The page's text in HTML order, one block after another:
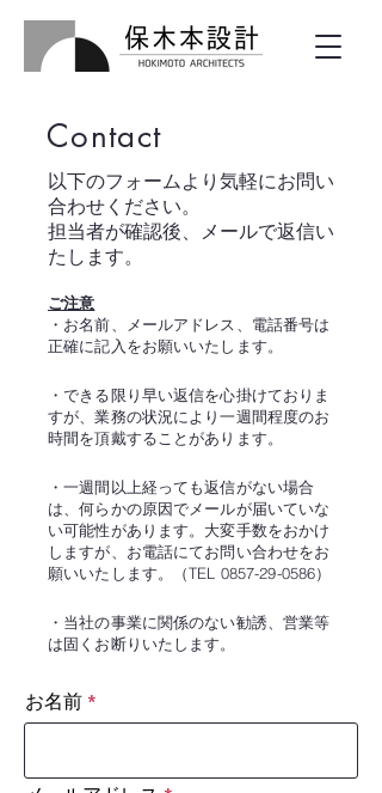
Contact
以下のフォームより気軽にお問い
合わせください。
担当者が確認後、メールで返信い
たします。
ご注意
・お名前、メールアドレス、電話番号は
正確に記入をお願いいたします。
・できる限り早い返信を心掛けておりま
すが、業務の状況により一週間程度のお
時間を頂戴することがあります。
・一週間以上経っても返信がない場合
は 、何らかの原因でメールが届いていな
い可能性があります。 大変手数をおかけ
しますが、お電話にてお問い合わせをお
願いいたします。（TEL 0857-29-0586）
・当社の事業に関係のない勧誘、営業等
は固くお断りいたします。
お名前